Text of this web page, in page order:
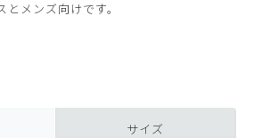
とメンズ向けです。
サイズ